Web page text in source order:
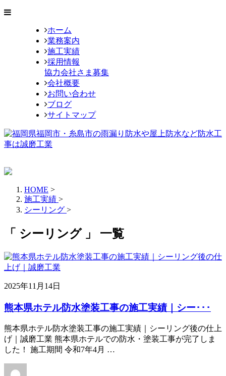
ホーム
業務案内
施工実績
採用情報
協力会社さま募集
会社概要
お問い合わせ
ブログ
サイトマップ
HOME >
施工実績 >
シーリング >
「 シーリング 」 一覧
2025年11月14日
熊本県ホテル防水塗装工事の施工実績｜シー･･･
熊本県ホテル防水塗装工事の施工実績｜シーリング後の仕上
げ｜誠磨工業 熊本県ホテルでの防水・塗装工事が完了しま
した！ 施工期間 令和7年4月 …